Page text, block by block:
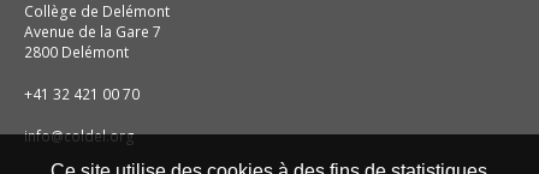
Collège de Delémont
Avenue de la Gare 7
2800 Delémont
+41 32 421 00 70
info@coldel.org